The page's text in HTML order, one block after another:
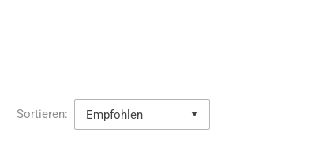
Sortieren: